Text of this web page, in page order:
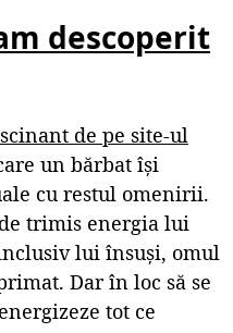
descoperit
de pe site-ul
un bărbat își
cu restul omenirii.
trimis energia lui
lui însuși, omul
Dar în loc să se
tot ce